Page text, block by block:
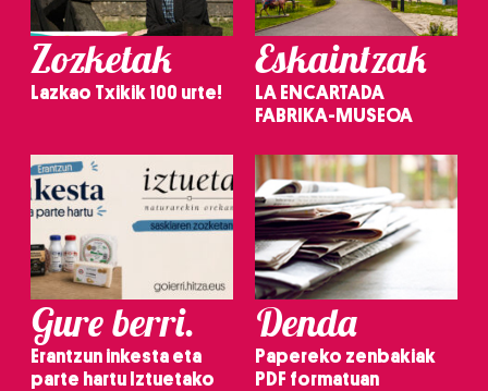
Zozketak
Lazkao Txikik 100 urte!
Eskaintzak
LA ENCARTADA
FABRIKA-MUSEOA
Gure berri.
Erantzun inkesta eta
parte hartu Iztuetako
Denda
Papereko zenbakiak
PDF formatuan